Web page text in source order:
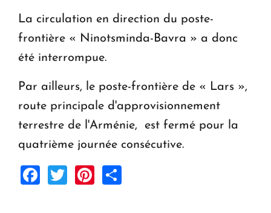
La circulation en direction du poste-
frontière « Ninotsminda-Bavra » a donc
été interrompue.
Par ailleurs, le poste-frontière de « Lars »,
route principale d'approvisionnement
terrestre de l'Arménie, est fermé pour la
quatrième journée consécutive.
Facebook
TwitterPinterest